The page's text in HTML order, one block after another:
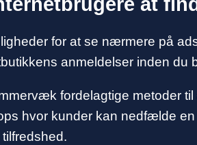
for at se nærmere på
anmeldelser inden du
fordelagtige metoder
hvor kunder kan nedfælde